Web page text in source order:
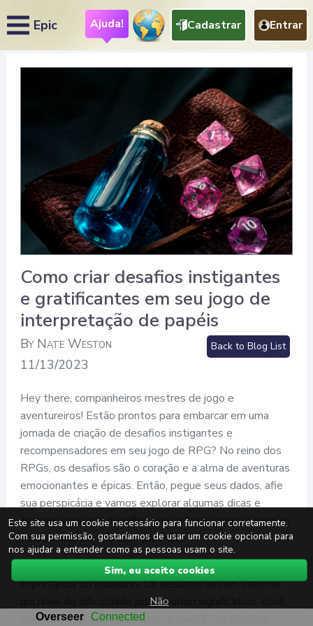
Epic Ajuda! Cadastrar Entrar
Como criar desafios instigantes
e gratificantes em seu jogo de
interpretação de papéis
By Nate Weston
11/13/2023
Back to Blog List
Hey there, companheiros mestres de jogo e
aventureiros! Estão prontos para embarcar em uma
jornada de criação de desafios instigantes e
recompensadores em seu jogo de RPG? No reino dos
RPGs, os desafios são o coração e a alma de aventuras
emocionantes e épicas. Então, pegue seus dados, afie
sua perspicácia e vamos explorar algumas dicas e
truques para criar desafios que deixarão seus jogadores
emocionados e ansiosos por mais!
Primeiro e acima de tudo, vamos falar sobre a
importância do equilíbrio. Os desafios devem oferecer
um nível de dificuldade justo, porém significativo. Você
quer envolver seus jogadores e mantê-los atentos,
Este site usa um cookie necessário para funcionar corretamente.
Com sua permissão, gostaríamos de usar um cookie opcional para
nos ajudar a entender como as pessoas usam o site.
Sim, eu aceito cookies
Não